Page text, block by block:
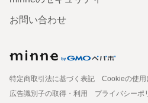
お問い合わせ
特定商取引法に基づく表記
Cookieの使用
広告識別子の取得・利用
プライバシーポ